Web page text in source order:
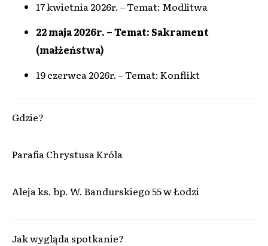
17 kwietnia 2026r. – Temat: Modlitwa
22 maja 2026r. – Temat: Sakrament
(małżeństwa)
19 czerwca 2026r. – Temat: Konflikt
Gdzie?
Parafia Chrystusa Króla
Aleja ks. bp. W. Bandurskiego 55 w Łodzi
Jak wygląda spotkanie?